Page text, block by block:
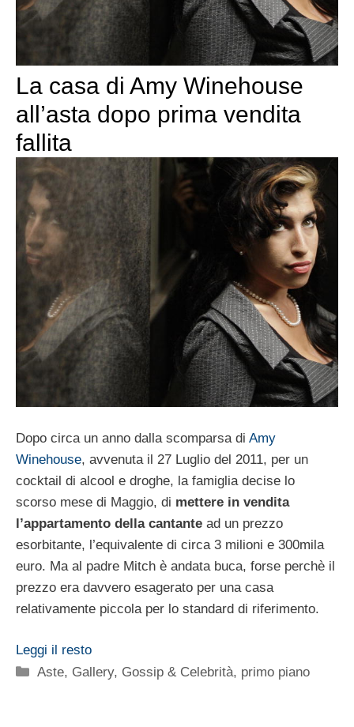
La casa di Amy Winehouse
all’asta dopo prima vendita
fallita
Dopo circa un anno dalla scomparsa di Amy
Winehouse, avvenuta il 27 Luglio del 2011, per un
cocktail di alcool e droghe, la famiglia decise lo
scorso mese di Maggio, di mettere in vendita
l’appartamento della cantante ad un prezzo
esorbitante, l’equivalente di circa 3 milioni e 300mila
euro. Ma al padre Mitch è andata buca, forse perchè il
prezzo era davvero esagerato per una casa
relativamente piccola per lo standard di riferimento.
Leggi il resto
Categorie
Aste, Gallery, Gossip & Celebrità, primo piano